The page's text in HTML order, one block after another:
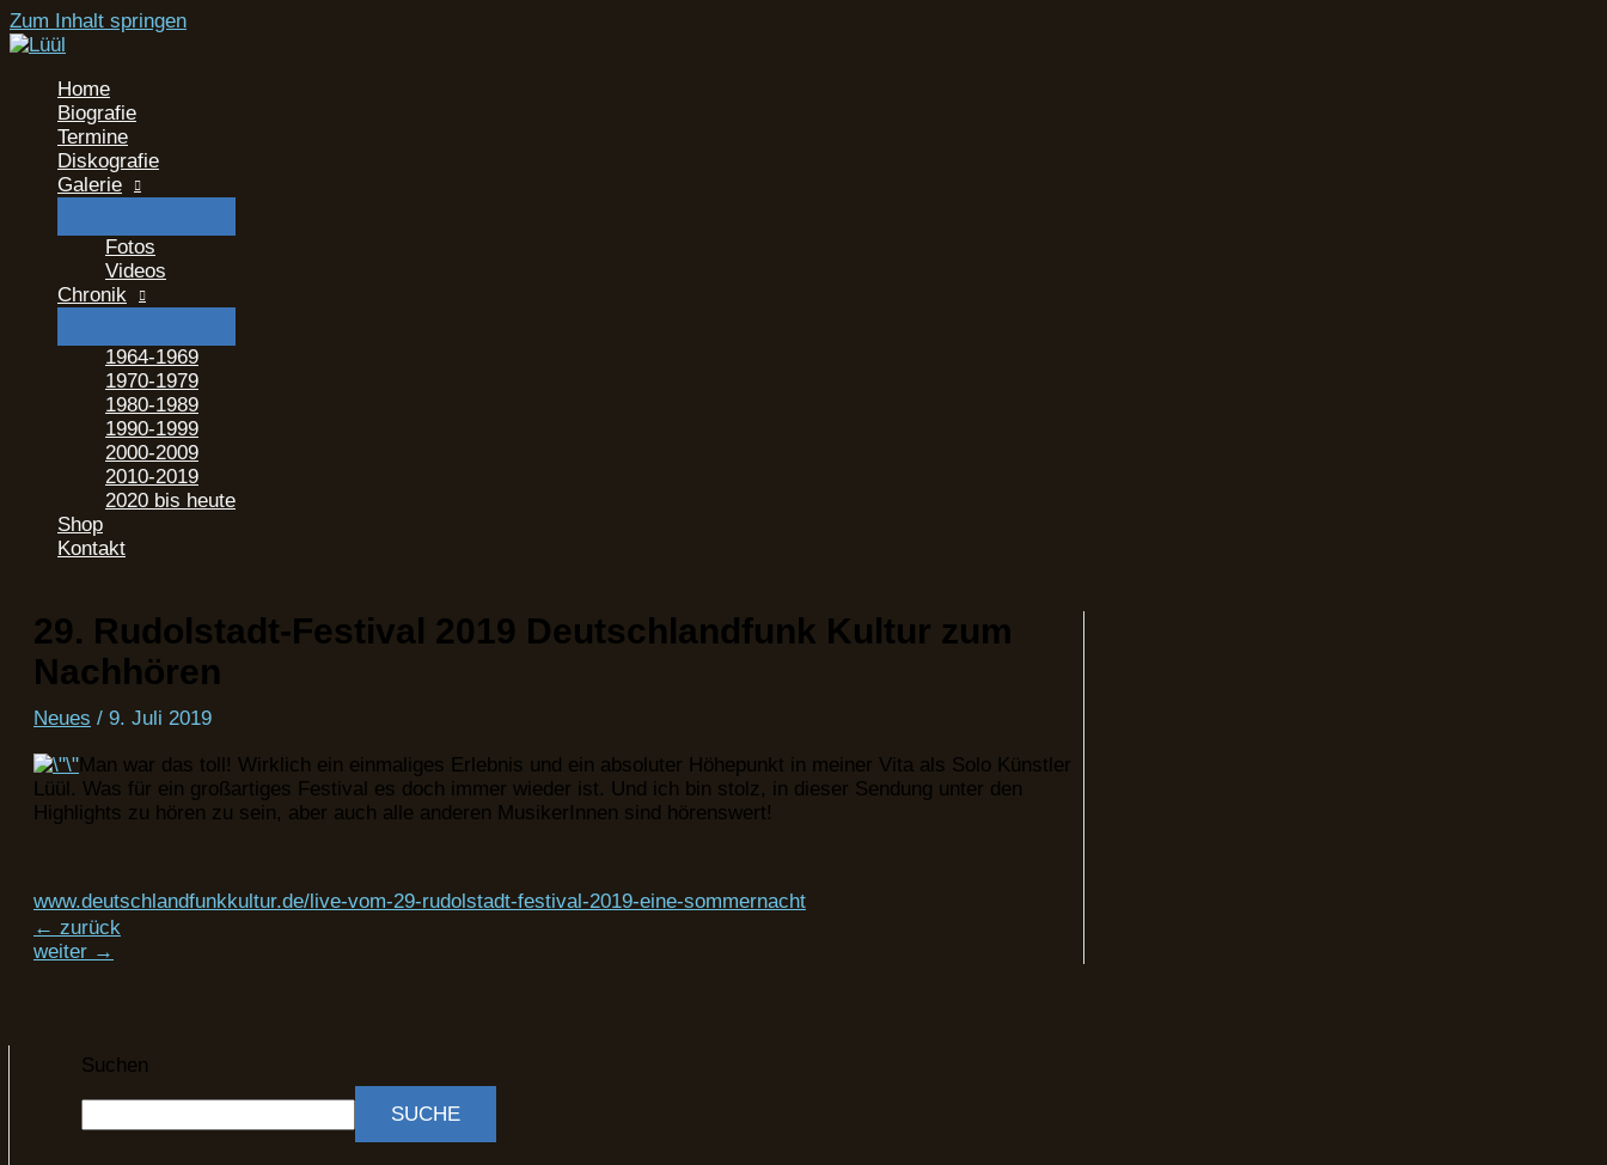
Zum Inhalt springen
Home
Biografie
Termine
Diskografie
Galerie
Fotos
Videos
Chronik
1964-1969
1970-1979
1980-1989
1990-1999
2000-2009
2010-2019
2020 bis heute
Shop
Kontakt
29. Rudolstadt-Festival 2019 Deutschlandfunk Kultur zum
Nachhören
Neues / 9. Juli 2019
Man war das toll! Wirklich ein einmaliges Erlebnis und ein absoluter Höhepunkt in meiner Vita als Solo Künstler
Lüül. Was für ein großartiges Festival es doch immer wieder ist. Und ich bin stolz, in dieser Sendung unter den
Highlights zu hören zu sein, aber auch alle anderen MusikerInnen sind hörenswert!
www.deutschlandfunkkultur.de/live-vom-29-rudolstadt-festival-2019-eine-sommernacht
← zurück
weiter →
Suchen
SUCHE